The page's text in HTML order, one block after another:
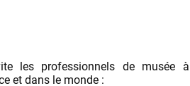
les professionnels de musée à
et dans le monde :